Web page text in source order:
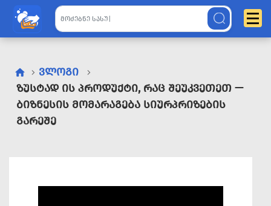
ᲕᲚᲝᲒᲘ
ᲖᲣᲡᲢᲐᲓ ᲘᲡ ᲞᲠᲝᲓᲣᲥᲢᲘ, ᲠᲐᲪ ᲨᲔᲣᲙᲕᲔᲗᲔᲗ —
ᲑᲘᲖᲜᲔᲡᲘᲡ ᲛᲝᲛᲐᲠᲐᲒᲔᲑᲐ ᲡᲘᲣᲠᲞᲠᲘᲖᲔᲑᲘᲡ
ᲒᲐᲠᲔᲨᲔ